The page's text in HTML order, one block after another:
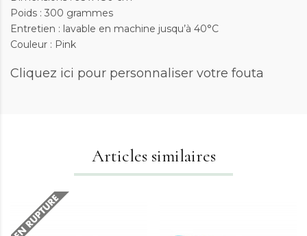
Poids : 300 grammes
Entretien : lavable en machine jusqu’à 40°C
Couleur : Pink
Cliquez ici pour personnaliser votre fouta
Articles similaires